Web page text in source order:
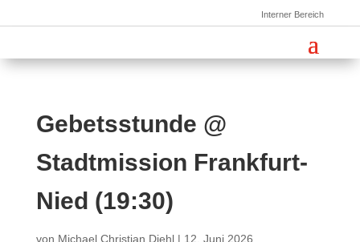
Interner Bereich
Gebetsstunde @
Stadtmission Frankfurt-
Nied (19:30)
von Michael Christian Diehl| 12. Juni 2026